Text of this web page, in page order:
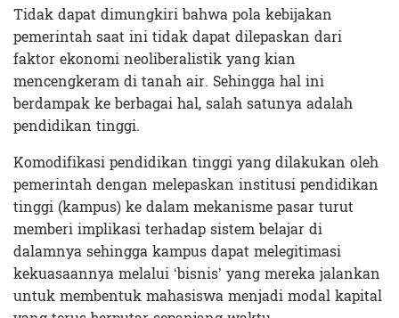
Tidak dapat dimungkiri bahwa pola kebijakan
pemerintah saat ini tidak dapat dilepaskan dari
faktor ekonomi neoliberalistik yang kian
mencengkeram di tanah air. Sehingga hal ini
berdampak ke berbagai hal, salah satunya adalah
pendidikan tinggi.
Komodifikasi pendidikan tinggi yang dilakukan oleh
pemerintah dengan melepaskan institusi pendidikan
tinggi (kampus) ke dalam mekanisme pasar turut
memberi implikasi terhadap sistem belajar di
dalamnya sehingga kampus dapat melegitimasi
kekuasaannya melalui ‘bisnis’ yang mereka jalankan
untuk membentuk mahasiswa menjadi modal kapital